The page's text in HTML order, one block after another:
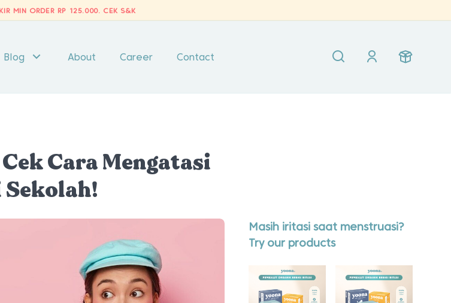
MIN ORDER RP 125.000. CEK S&K
Blog About Career Contact
Cara Mengatasi
Masih iritasi saat menstruasi?
Try our products